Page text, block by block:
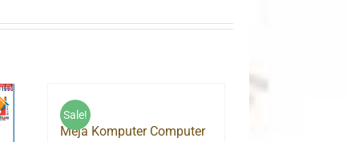
Sale!
Meja Komputer Computer